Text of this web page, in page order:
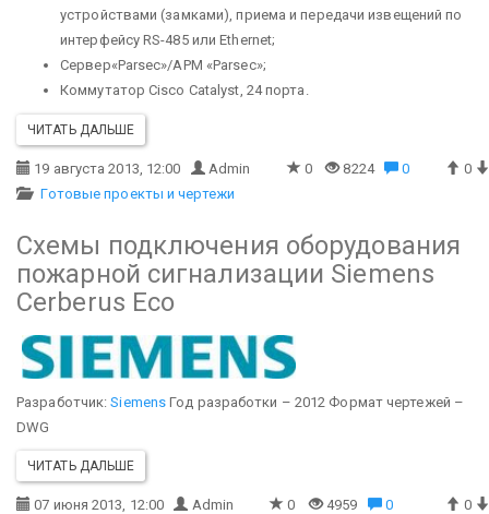
устройствами (замками), приема и передачи извещений по
интерфейсу RS-485 или Ethernet;
Сервер«Parsec»/АРМ «Parsec»;
Коммутатор Cisco Catalyst, 24 порта.
ЧИТАТЬ ДАЛЬШЕ
19 августа 2013, 12:00 Admin 0 8224 0
0
Готовые проекты и чертежи
Схемы подключения оборудования
пожарной сигнализации Siemens
Cerberus Eco
Разработчик:Siemens Год разработки – 2012 Формат чертежей –
DWG
ЧИТАТЬ ДАЛЬШЕ
07 июня 2013, 12:00 Admin 0 4959 0
0